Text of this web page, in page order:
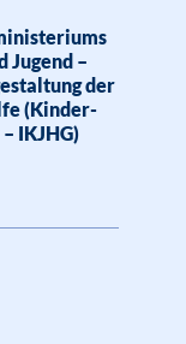
Jugend –
der
(Kinder-
IKJHG)